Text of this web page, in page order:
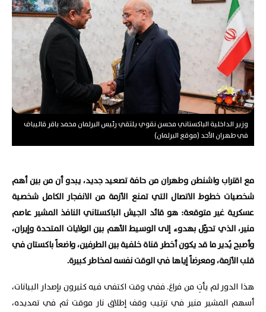
وزير الداخلية الباكستاني محسن نقوي يلتقي رئيس البرلمان محمد باقر قاليباف
في طهران الأحد (موقع البرلمان)
مع اقتراب واشنطن وطهران من حافة تصعيد جديد، يبدو أن من بين أهم
شخصيات خطوط الاتصال التي تمنع الأزمة من الانفجار الكامل شخصية
عسكرية غير متوقعة: هو قائد الجيش الباكستاني النافذ المشير عاصم
منير، الذي تحوّل بهدوء إلى الوسيط الأهم بين الولايات المتحدة وإيران،
وأصبح يُدير ما قد يكون أخطر قناة خلفية بين الطرفين، واضعاً باكستان في
قلب الأزمة، ومعرضاً إياها في الوقت نفسه لمخاطر كبيرة.
هذا الدور لم يأتِ من فراغ. ففي وقت اكتفى فيه كثيرون بإصدار البيانات،
أسهم المشير منير في ترتيب وقف إطلاق نار موقت ثم في تمديده،